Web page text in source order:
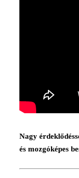
Nagy
és mozgóképes